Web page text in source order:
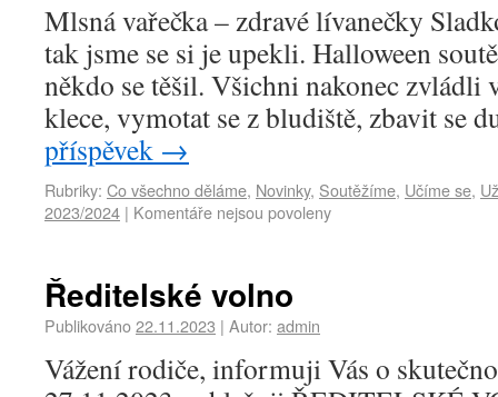
Mlsná vařečka – zdravé lívanečky
tak jsme se si je upekli. Halloween
někdo se těšil. Všichni nakonec zvládli
klece, vymotat se z bludiště, zbavit se
příspěvek →
Rubriky: Co všechno děláme, Novinky, Soutěžíme, Učíme se,
2023/2024 | Komentáře nejsou povoleny
Ředitelské volno
Publikováno22.11.2023 | Autor: admin
Vážení rodiče, informuji Vás o